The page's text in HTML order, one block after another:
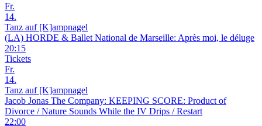
Fr.
14.
Tanz auf [K]ampnagel
(LA) HORDE & Ballet National de Marseille: Après moi, le déluge
20:15
Tickets
Fr.
14.
Tanz auf [K]ampnagel
Jacob Jonas The Company: KEEPING SCORE: Product of
Divorce / Nature Sounds While the IV Drips / Restart
22:00